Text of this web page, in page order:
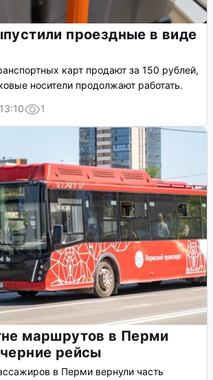
проездные в виде
карт продают за 150 рублей,
носители продолжают работать.
1
маршрутов в Перми
рейсы
в Перми вернули часть